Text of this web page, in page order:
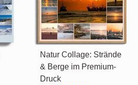
Natur Collage: Strände
& Berge im Premium-
Druck